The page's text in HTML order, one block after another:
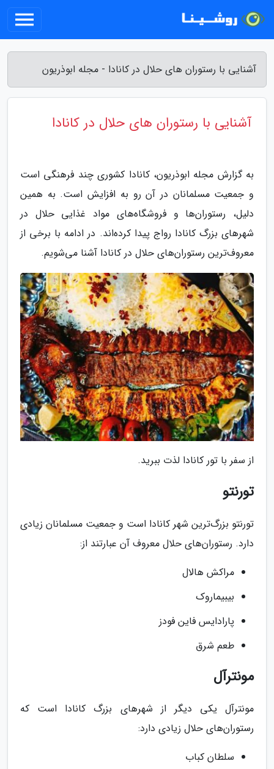
آشنایی با رستوران های حلال در کانادا - مجله ابوذریون
آشنایی با رستوران های حلال در کانادا
به گزارش مجله ابوذریون، کانادا کشوری چند فرهنگی است
و جمعیت مسلمانان در آن رو به افزایش است. به همین
دلیل، رستوران‌ها و فروشگاه‌های مواد غذایی حلال در
شهرهای بزرگ کانادا رواج پیدا کرده‌اند. در ادامه با برخی از
معروف‌ترین رستوران‌های حلال در کانادا آشنا می‌شویم.
از سفر با تور کانادا لذت ببرید.
تورنتو
تورنتو بزرگ‌ترین شهر کانادا است و جمعیت مسلمانان زیادی
دارد. رستوران‌های حلال معروف آن عبارتند از:
مراکش هالال
بیبیماروک
پارادایس فاین فودز
طعم شرق
مونترآل
مونترآل یکی دیگر از شهرهای بزرگ کانادا است که
رستوران‌های حلال زیادی دارد:
سلطان کباب